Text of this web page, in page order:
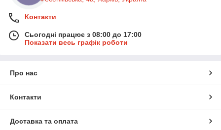
Контакти
Сьогодні працює з 08:00 до 17:00
Показати весь графік роботи
Про нас
Контакти
Доставка та оплата